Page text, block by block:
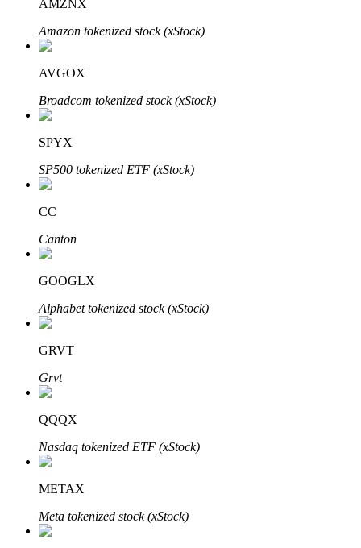
Đầu tư cố định và quản lý tài chính
Tận hưởng việc quản lý tài chính hiện tại và thu nhập lâu dài
Bitrue
Đối tác Bitrue
AMZNX
Amazon tokenized stock (xStock)
AVGOX
Broadcom tokenized stock (xStock)
SPYX
SP500 tokenized ETF (xStock)
CC
Canton
GOOGLX
Alphabet tokenized stock (xStock)
GRVT
Grvt
QQQX
Nasdaq tokenized ETF (xStock)
METAX
Meta tokenized stock (xStock)